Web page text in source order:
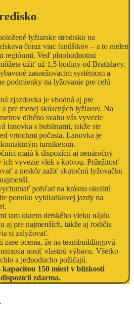
lyžiarske stredisko na
čoraz viac fanúšikov – a to nielen
regiónmi. Veď plnohodnotnú
užiť už 1,5 hodiny od Bratislavy.
zasnežovacím systémom a
podmienky na lyžovanie pre celú
zjazdovka je vhodná aj pre
pre menej skúsených lyžiarov. Na
dlhého svahu vás vyvezie
lanovka s bublinami, takže ste
vrtochmi počasia. Lanovka je
turniketom.
majú k dispozícií aj nenáročný
ich vyvezie vlek s kotvou. Príležitosť
a neskôr zažiť skutočnú lyžovačku
pohľad na krásnu okolitú
ponuku vyhliadkovej jazdy na
tam okrem detského vleku nájdu
aj pre najmenších, takže aj rodičia
si zalyžovať.
zase ocenia, že na teambuildingovú
nosiť vlastnú výbavu. Všetko
a jednoducho požičajú.
kapacitou 150 miest v blízkosti
zdarma.